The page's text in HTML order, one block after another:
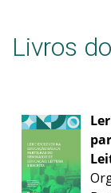
Livros